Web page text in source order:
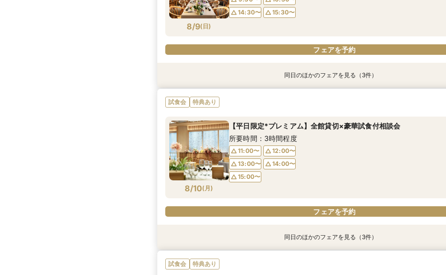
8/9( 日)
14:30〜
15:30〜
フェアを予約
8/9(日)
9:00〜 18:00〜
8/9(日)
9:30〜
10:30〜
14:30〜
15:30〜
8/9(日)
【2名～OK◎】◆少人数婚相談会◆料理グレードUP＆極上和牛ロ
所要時間：3時間程度
9:30〜
10:30〜
14:30〜
15:30〜
同日のほかのフェアを見る（3件）
試食会 特典あり
8/10( 月)
【平日限定*プレミアム】全館貸切×豪華試食付相談会
所要時間：3時間程度
11:00〜
12:00〜
13:00〜
14:00〜
15:00〜
フェアを予約
同日のほかのフェアを見る（3件）
試食会 特典あり